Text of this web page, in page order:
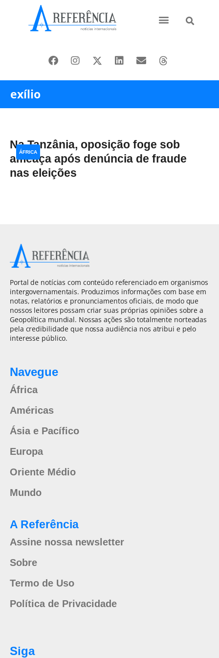
exílio
Na Tanzânia, oposição foge sob
ameaça após denúncia de fraude
nas eleições
ÁFRICA
Portal de notícias com conteúdo referenciado em organismos
intergovernamentais. Produzimos informações com base em
notas, relatórios e pronunciamentos oficiais, de modo que
nossos leitores possam criar suas próprias opiniões sobre a
Geopolítica mundial. Nossas ações são totalmente norteadas
pela credibilidade que nossa audiência nos atribui e pelo
interesse público.
Navegue
África
Américas
Ásia e Pacífico
Europa
Oriente Médio
Mundo
A Referência
Assine nossa newsletter
Sobre
Termo de Uso
Política de Privacidade
Siga